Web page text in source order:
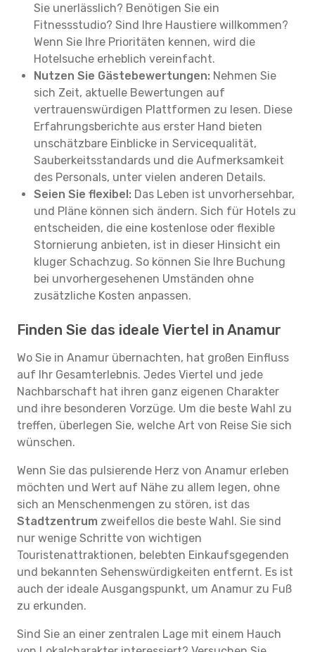
Sie unerlässlich? Benötigen Sie ein
Fitnessstudio? Sind Ihre Haustiere willkommen?
Wenn Sie Ihre Prioritäten kennen, wird die
Hotelsuche erheblich vereinfacht.
Nutzen Sie Gästebewertungen: Nehmen Sie
sich Zeit, aktuelle Bewertungen auf
vertrauenswürdigen Plattformen zu lesen. Diese
Erfahrungsberichte aus erster Hand bieten
unschätzbare Einblicke in Servicequalität,
Sauberkeitsstandards und die Aufmerksamkeit
des Personals, unter vielen anderen Details.
Seien Sie flexibel: Das Leben ist unvorhersehbar,
und Pläne können sich ändern. Sich für Hotels zu
entscheiden, die eine kostenlose oder flexible
Stornierung anbieten, ist in dieser Hinsicht ein
kluger Schachzug. So können Sie Ihre Buchung
bei unvorhergesehenen Umständen ohne
zusätzliche Kosten anpassen.
Finden Sie das ideale Viertel in Anamur
Wo Sie in Anamur übernachten, hat großen Einfluss
auf Ihr Gesamterlebnis. Jedes Viertel und jede
Nachbarschaft hat ihren ganz eigenen Charakter
und ihre besonderen Vorzüge. Um die beste Wahl zu
treffen, überlegen Sie, welche Art von Reise Sie sich
wünschen.
Wenn Sie das pulsierende Herz von Anamur erleben
möchten und Wert auf Nähe zu allem legen, ohne
sich an Menschenmengen zu stören, ist das
Stadtzentrum zweifellos die beste Wahl. Sie sind
nur wenige Schritte von wichtigen
Touristenattraktionen, belebten Einkaufsgegenden
und bekannten Sehenswürdigkeiten entfernt. Es ist
auch der ideale Ausgangspunkt, um Anamur zu Fuß
zu erkunden.
Sind Sie an einer zentralen Lage mit einem Hauch